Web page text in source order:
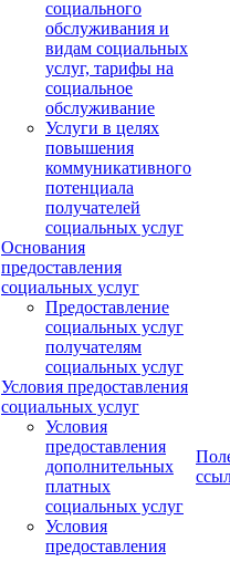
социального
обслуживания и
видам социальных
услуг, тарифы на
социальное
обслуживание
Услуги в целях
повышения
коммуникативного
потенциала
получателей
социальных услуг
Основания
предоставления
социальных услуг
Предоставление
социальных услуг
получателям
социальных услуг
Условия предоставления
социальных услуг
Условия
предоставления
дополнительных
платных
социальных услуг
Условия
предоставления